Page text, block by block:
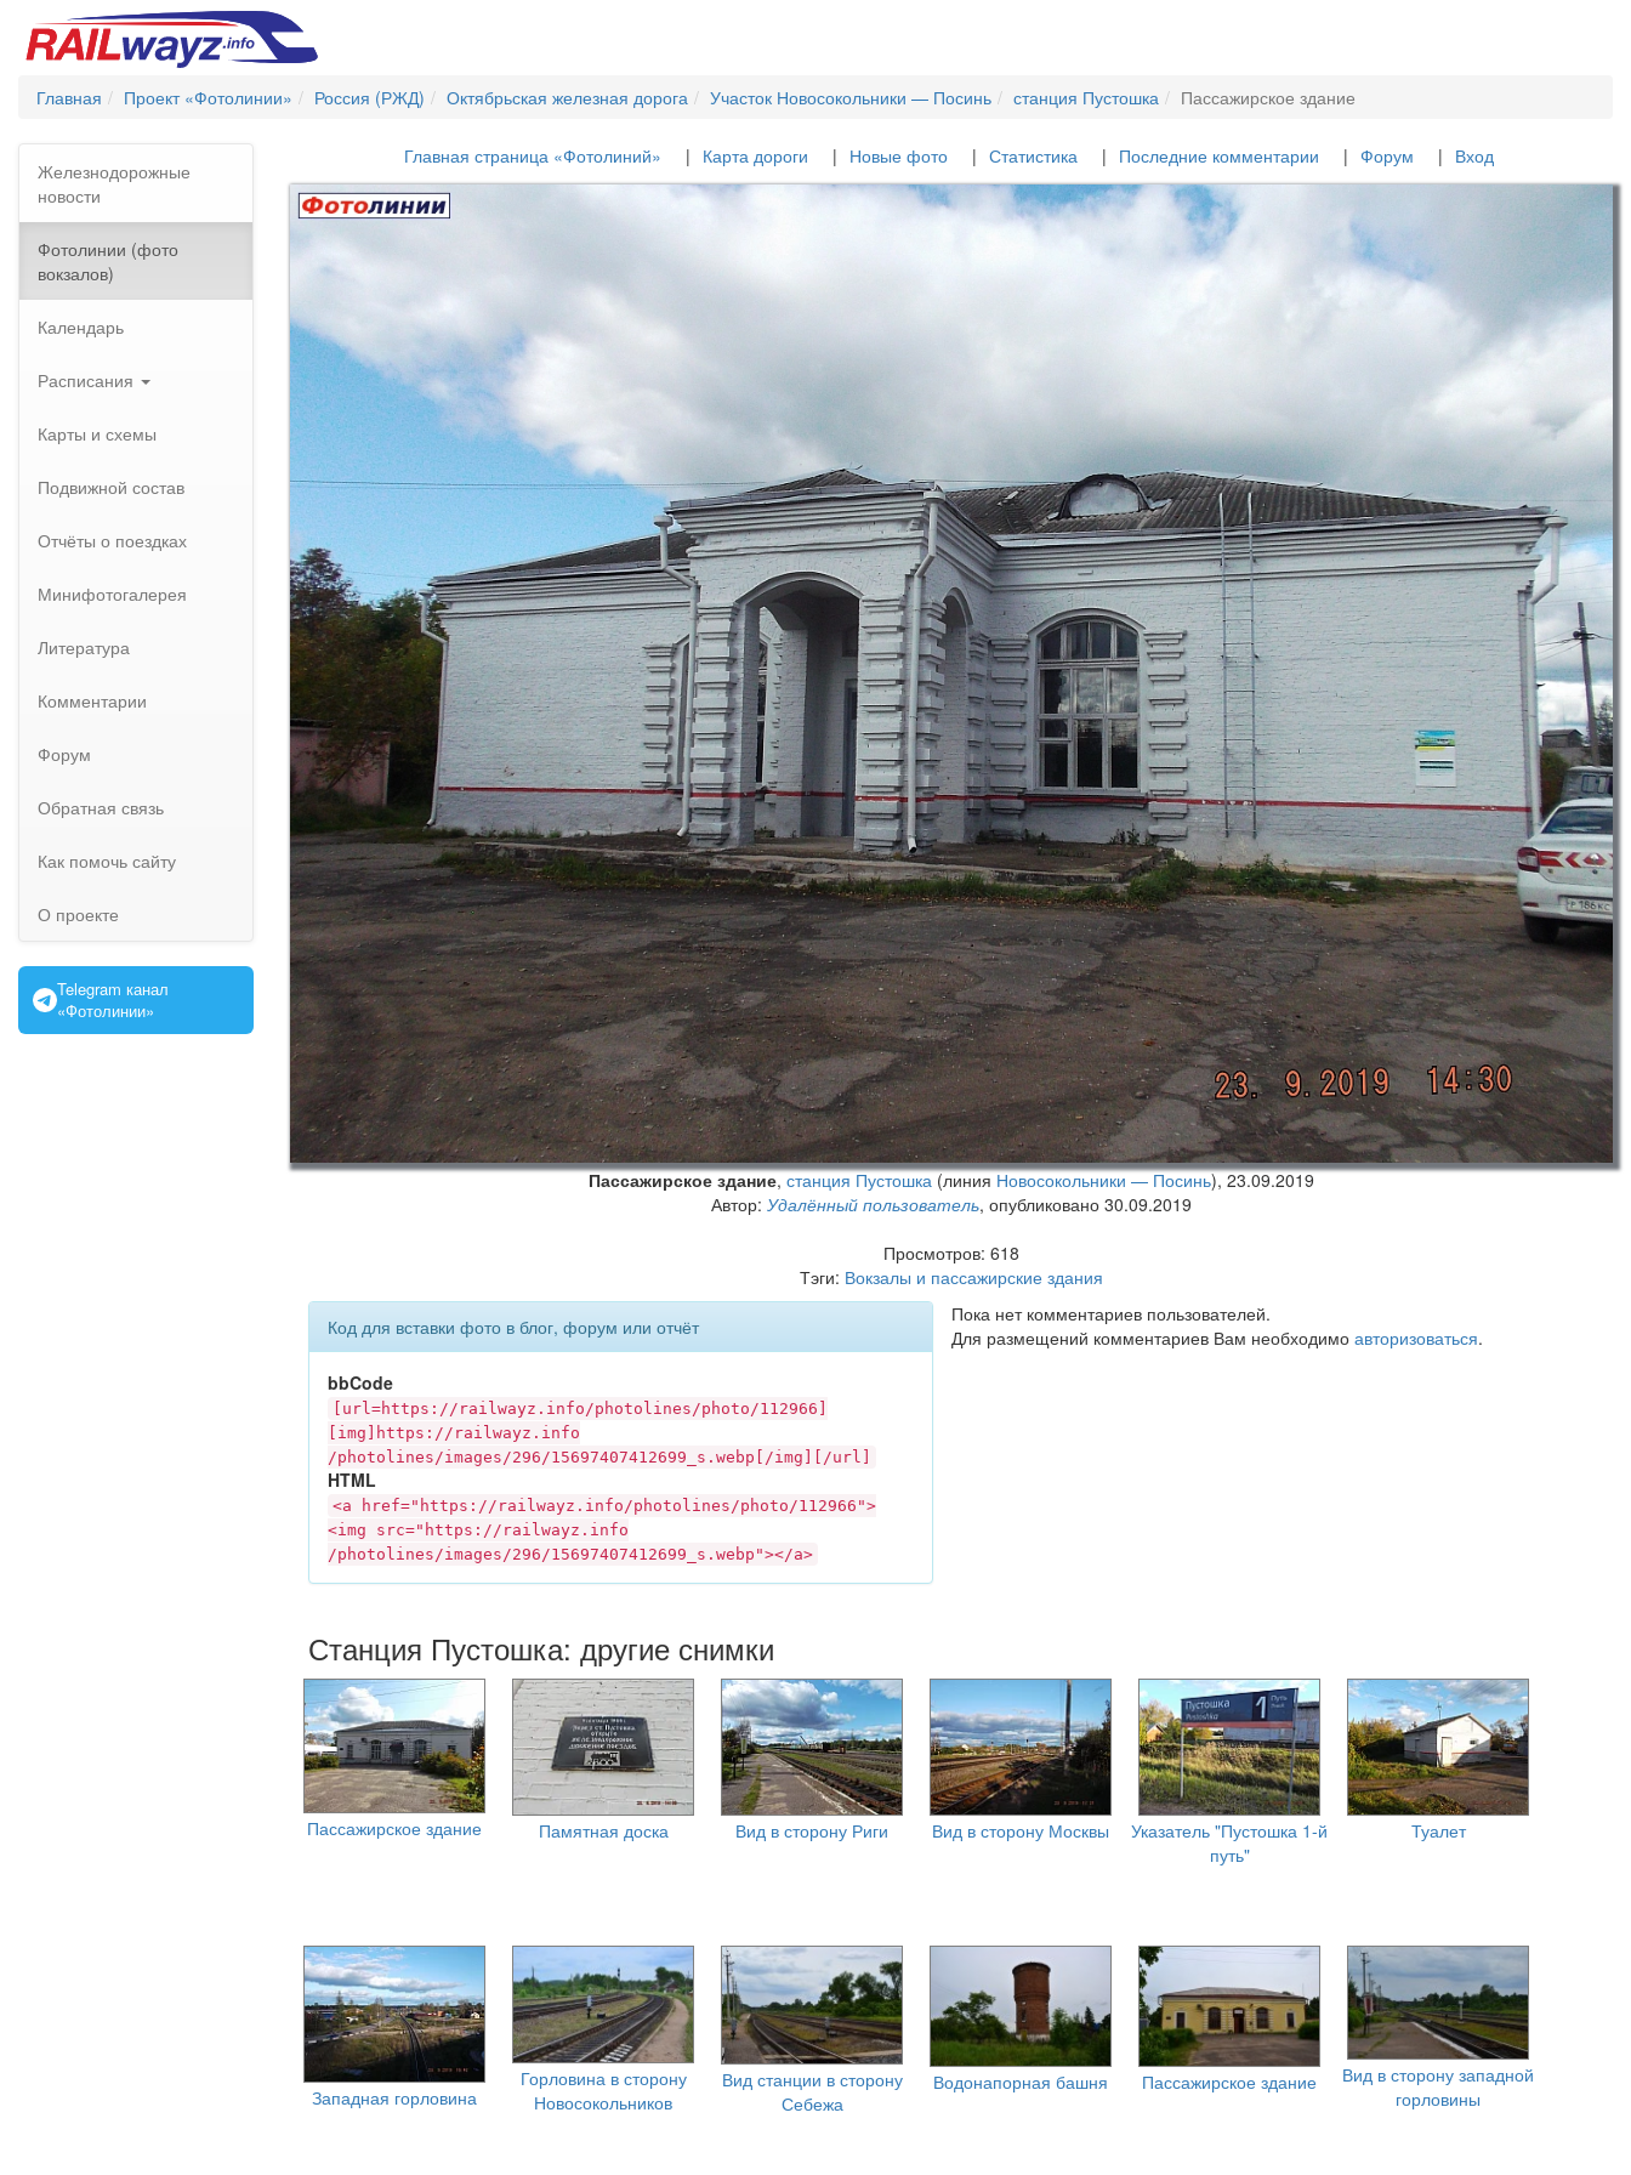
Главная Проект «Фотолинии» Россия (РЖД) Октябрьская железная дорога Участок Новосокольники — Посинь станция Пустошка Пассажирское здание
Железнодорожные
новости
Фотолинии (фото
вокзалов)
Календарь
Расписания
Карты и схемы
Подвижной состав
Отчёты о поездках
Минифотогалерея
Литература
Комментарии
Форум
Обратная связь
Как помочь сайту
О проекте
Telegram канал
«Фотолинии»
Главная страница «Фотолиний» Карта дороги Новые фото Статистика Последние комментарии Форум Вход
Пассажирское здание,станция Пустошка (линияНовосокольники — Посинь),23.09.2019
Автор: Удалённый пользователь, опубликовано 30.09.2019
Просмотров: 618
Тэги: Вокзалы и пассажирские здания
Код для вставки фото в блог, форум или отчёт
bbCode
[url=https:// railwayz.info/photolines/photo/112966]
[img]https:// railwayz.info
/photolines/images/296/15697407412699_s.webp[/img][/url]
HTML
<a href="https:// railwayz.info/photolines/photo/112966">
<img src="https:// railwayz.info
/photolines/images/296/15697407412699_s.webp"></a>
Пока нет комментариев пользователей.
Для размещений комментариев Вам необходимо авторизоваться.
Станция Пустошка: другие снимки
Пассажирское здание Памятная доска Вид в сторону Риги Вид в сторону Москвы
Указатель "Пустошка 1-й
путь"
Туалет
Западная горловина
Горловина в сторону
Новосокольников
Вид станции в сторону
Себежа
Водонапорная башня Пассажирское здание
Вид в сторону западной
горловины